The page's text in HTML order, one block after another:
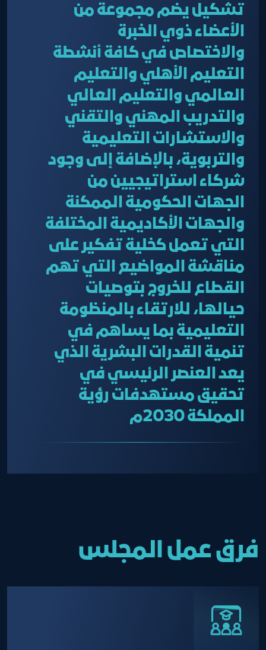
تشكيل يضم مجموعة من
الأعضاء ذوي الخبرة
والاختصاص في كافة أنشطة
التعليم الأهلي والتعليم
العالمي والتعليم العالي
والتدريب المهني والتقني
والاستشارات التعليمية
والتربوية، بالإضافة إلى وجود
شركاء استراتيجيين من
الجهات الحكومية الممكنة
والجهات الأكاديمية المختلفة
التي تعمل كخلية تفكير على
مناقشة المواضيع التي تهم
القطاع للخروج بتوصيات
حيالها، للارتقاء بالمنظومة
التعليمية بما يساهم في
تنمية القدرات البشرية الذي
يعد العنصر الرئيسي في
تحقيق مستهدفات رؤية
المملكة 2030م
فرق عمل المجلس